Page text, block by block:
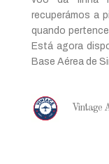
recuperámos a
quando
Está agora
Base Aérea de
Vintage